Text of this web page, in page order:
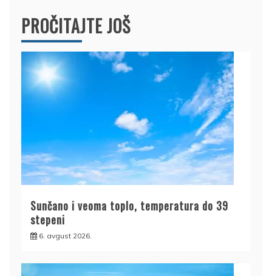
PROČITAJTE JOŠ
Sunčano i veoma toplo, temperatura do 39
stepeni
6. avgust 2026.